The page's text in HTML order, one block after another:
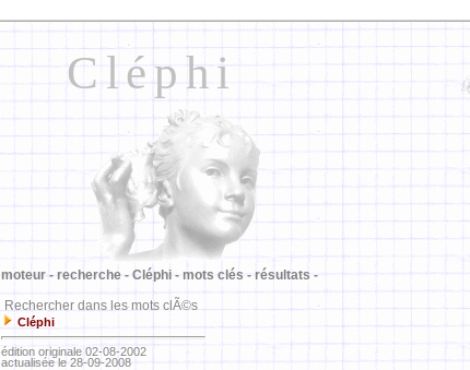
Cléphi
moteur - recherche - Cléphi - mots clés - résultats -
Rechercher dans les mots clÃ©s
Cléphi
édition originale 02-08-2002
actualisée le 28-09-2008